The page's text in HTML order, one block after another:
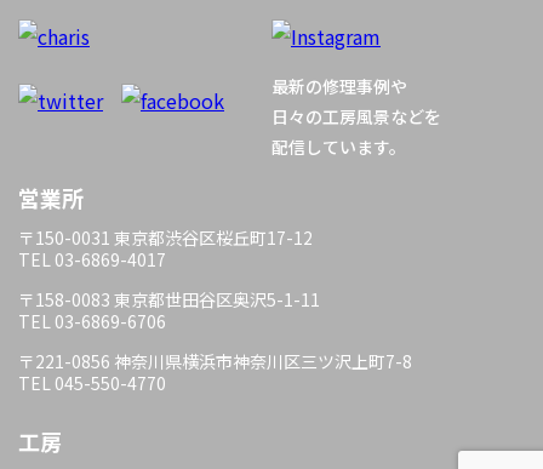
ン
最新の修理事例や
日々の工房風景などを
配信しています。
営業所
〒150-0031 東京都渋谷区桜丘町17-12
TEL 03-6869-4017
〒158-0083 東京都世田谷区奥沢5-1-11
TEL 03-6869-6706
〒221-0856 神奈川県横浜市神奈川区三ツ沢上町7-8
TEL 045-550-4770
工房